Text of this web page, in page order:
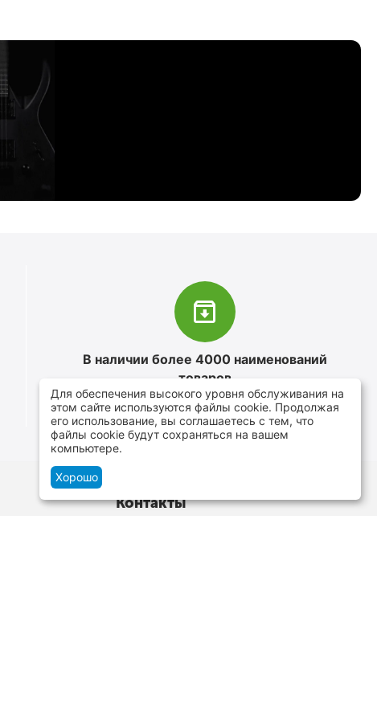
В наличии более 4000 наименований
товаров
От расходников до сценического оборудования
Контакты
Для обеспечения высокого уровня обслуживания на
этом сайте используются файлы cookie. Продолжая
его использование, вы соглашаетесь с тем, что
файлы cookie будут сохраняться на вашем
компьютере.
Хорошо